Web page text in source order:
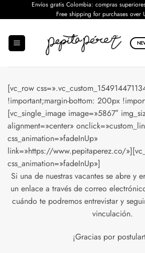
al
Envíos gratis Colombia: compras
Free shipping for purchases over
[vc_row
!important;margin-bottom: 200px
[vc_single_image image=»5867″
alignment=»center»
css_animation=»fadeInUp»
link=»https://www.pepitaperez.co/
css_animation=»fadeInUp»]
Si una de nuestras vacantes se abre y
un enlace a través de correo
cuándo te podremos entrevistar y
vinculación.
¡Gracias por